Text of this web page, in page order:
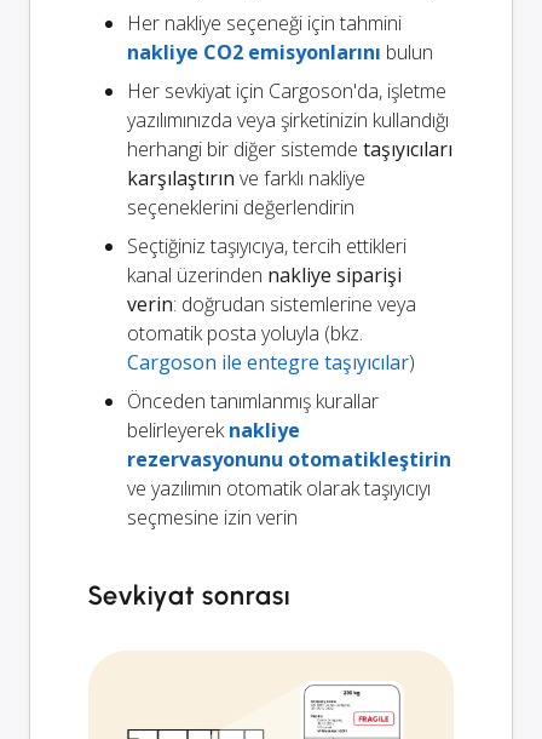
Her nakliye seçeneği için tahmini
nakliye CO2 emisyonlarını bulun
Her sevkiyat için Cargoson'da, işletme
yazılımınızda veya şirketinizin kullandığı
herhangi bir diğer sistemde taşıyıcıları
karşılaştırın ve farklı nakliye
seçeneklerini değerlendirin
Seçtiğiniz taşıyıcıya, tercih ettikleri
kanal üzerinden nakliye siparişi
verin: doğrudan sistemlerine veya
otomatik posta yoluyla (bkz.
Cargoson ile entegre taşıyıcılar)
Önceden tanımlanmış kurallar
belirleyereknakliye
rezervasyonunu otomatikleştirin
ve yazılımın otomatik olarak taşıyıcıyı
seçmesine izin verin
Sevkiyat sonrası